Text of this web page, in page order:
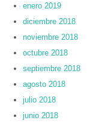
enero 2019
diciembre 2018
noviembre 2018
octubre 2018
septiembre 2018
agosto 2018
julio 2018
junio 2018